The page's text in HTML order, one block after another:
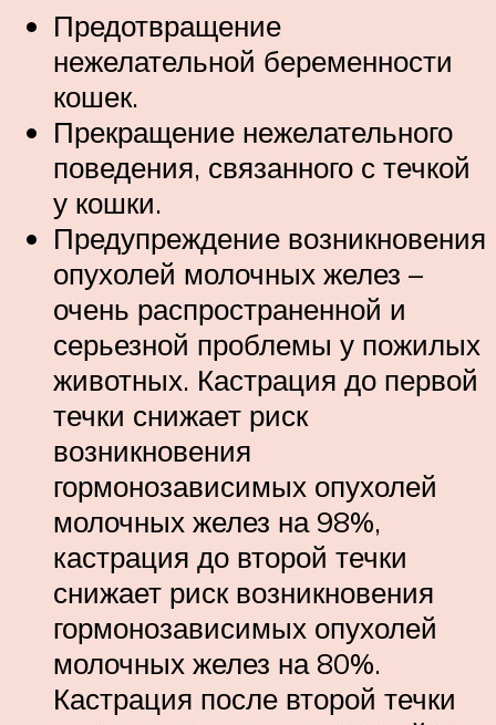
Предотвращение
нежелательной беременности
кошек.
Прекращение нежелательного
поведения, связанного с течкой
у кошки.
Предупреждение возникновения
опухолей молочных желез –
очень распространенной и
серьезной проблемы у пожилых
животных. Кастрация до первой
течки снижает риск
возникновения
гормонозависимых опухолей
молочных желез на 98%,
кастрация до второй течки
снижает риск возникновения
гормонозависимых опухолей
молочных желез на 80%.
Кастрация после второй течки